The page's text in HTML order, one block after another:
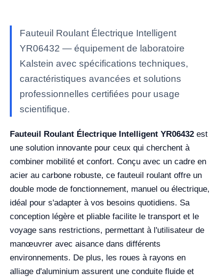
Fauteuil Roulant Électrique Intelligent
YR06432 — équipement de laboratoire
Kalstein avec spécifications techniques,
caractéristiques avancées et solutions
professionnelles certifiées pour usage
scientifique.
Fauteuil Roulant Électrique Intelligent YR06432 est
une solution innovante pour ceux qui cherchent à
combiner mobilité et confort. Conçu avec un cadre en
acier au carbone robuste, ce fauteuil roulant offre un
double mode de fonctionnement, manuel ou électrique,
idéal pour s'adapter à vos besoins quotidiens. Sa
conception légère et pliable facilite le transport et le
voyage sans restrictions, permettant à l'utilisateur de
manœuvrer avec aisance dans différents
environnements. De plus, les roues à rayons en
alliage d'aluminium assurent une conduite fluide et